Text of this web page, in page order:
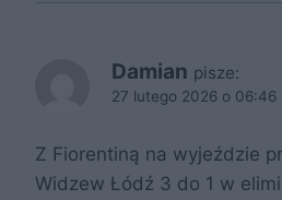
Damian pisze:
27 lutego 2026 o 06:46
Z Fiorentiną na wyjeździe
Widzew Łódź 3 do 1 w